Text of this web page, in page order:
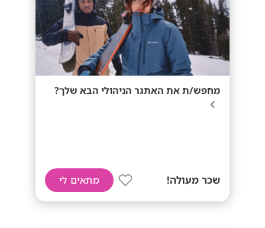
מחפש/ת את האתגר הניהולי הבא שלך?
שכר מעולה! מתאים לי